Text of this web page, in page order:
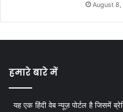
August
हमारे बारे में
यह एक हिंदी वेब न्यूज़ पोर्टल है जिसमें